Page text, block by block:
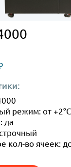
режим: от
да
кол-во ячеек: